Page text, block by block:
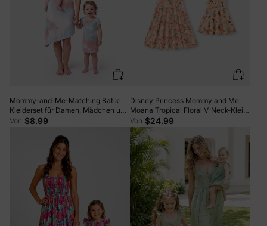
Mommy-and-Me-Matching Batik-
Kleiderset für Damen, Mädchen und
Baby-Overall in Mehrfarbig.
Von $8.99
Disney Princess Mommy and Me
Moana Tropical Floral V-Neck-Kleid
Orange
Von $24.99